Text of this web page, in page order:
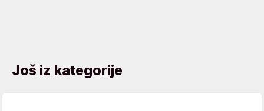
Još iz kategorije